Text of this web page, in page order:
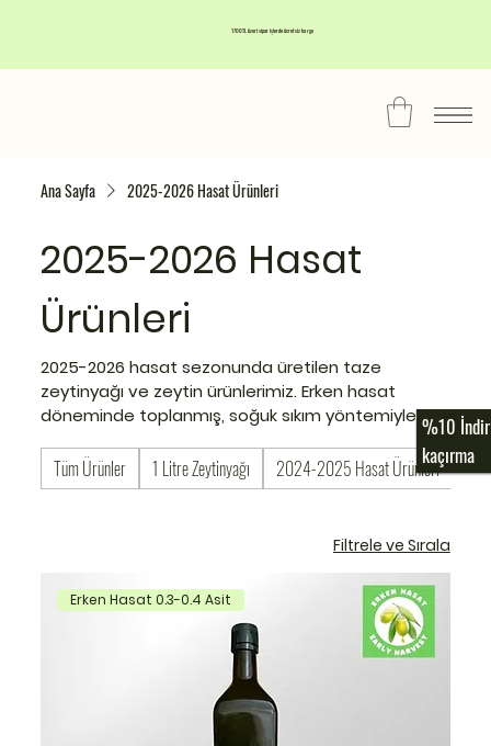
Ana Sayfa 2025-2026 Hasat Ürünleri
2025-2026 Hasat
Ürünleri
2025-2026 hasat sezonunda üretilen taze
zeytinyağı ve zeytin ürünlerimiz. Erken hasat
döneminde toplanmış, soğuk sıkım yöntemiyle
işlenen premium kalite ürünler. En yeni ve en taze
zeytinyağları keyfini çıkarın.
Tüm Ürünler 1 Litre Zeytinyağı 2024-2025 Hasat Ürünleri
Filtrele ve Sırala
Erken Hasat 0.3-0.4 Asit
1700TL üzeri siparişlerde ücretsiz kargo
%10
kaçırma